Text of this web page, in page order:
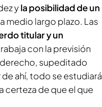
y la posibilidad de un
medio largo plazo. Las
titular y un
con la previsión
supeditado
ahí, todo se estudiará
certeza de que el que